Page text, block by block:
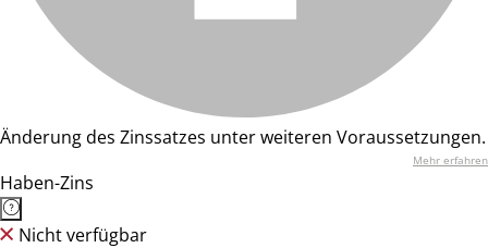
Änderung des Zinssatzes unter weiteren Voraussetzungen.
Mehr erfahren
Haben-Zins
Nicht verfügbar